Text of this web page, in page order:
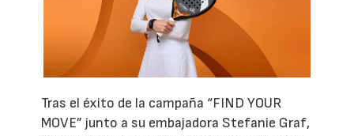
Tras el éxito de la campaña “FIND YOUR
MOVE” junto a su embajadora Stefanie Graf,